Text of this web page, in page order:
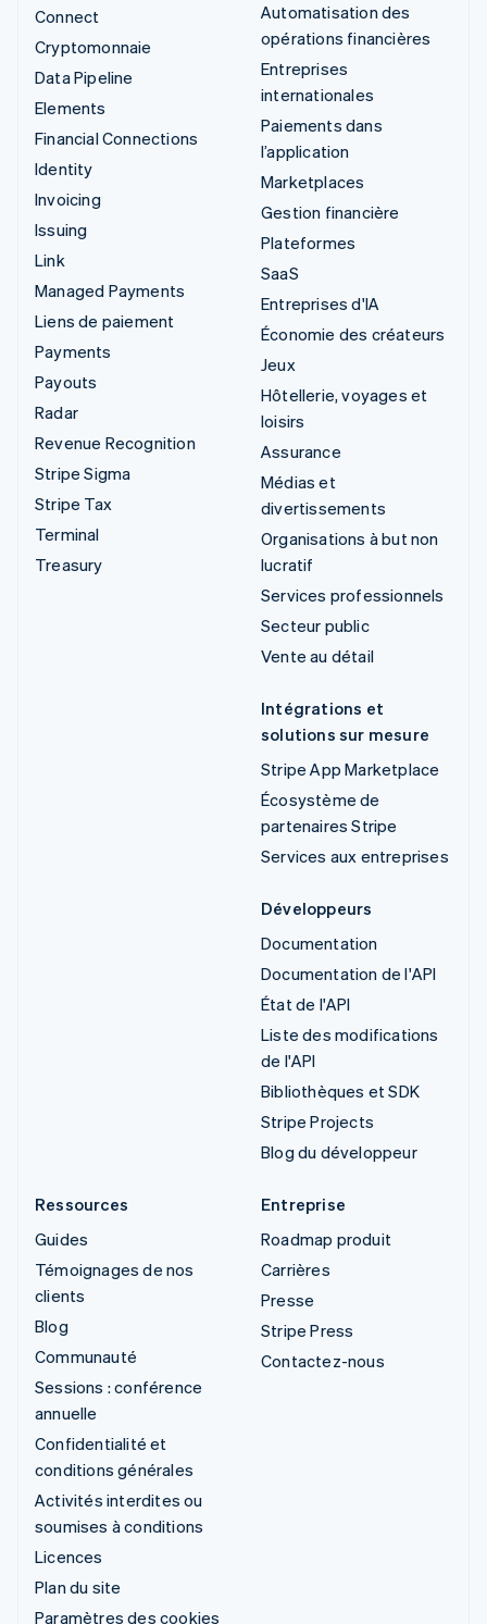
Connect
Cryptomonnaie
Data Pipeline
Elements
Financial Connections
Identity
Invoicing
Issuing
Link
Managed Payments
Liens de paiement
Payments
Payouts
Radar
Revenue Recognition
Stripe Sigma
Stripe Tax
Terminal
Treasury
Automatisation des
opérations financières
Entreprises
internationales
Paiements dans
l’application
Marketplaces
Gestion financière
Plateformes
SaaS
Entreprises d'IA
Économie des créateurs
Jeux
Hôtellerie, voyages et
loisirs
Assurance
Médias et
divertissements
Organisations à but non
lucratif
Services professionnels
Secteur public
Vente au détail
Intégrations et
solutions sur mesure
Stripe App Marketplace
Écosystème de
partenaires Stripe
Services aux entreprises
Développeurs
Documentation
Documentation de l'API
État de l'API
Liste des modifications
de l'API
Bibliothèques et SDK
Stripe Projects
Blog du développeur
Ressources
Guides
Témoignages de nos
clients
Blog
Communauté
Sessions : conférence
annuelle
Confidentialité et
conditions générales
Activités interdites ou
soumises à conditions
Licences
Plan du site
Paramètres des cookies
Entreprise
Roadmap produit
Carrières
Presse
Stripe Press
Contactez-nous